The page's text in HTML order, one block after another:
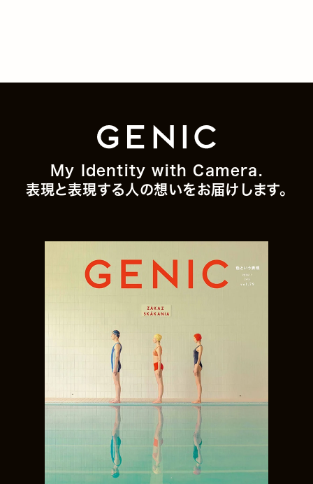
My Identity with Camera.
表現と表現する人の想いをお届けします。